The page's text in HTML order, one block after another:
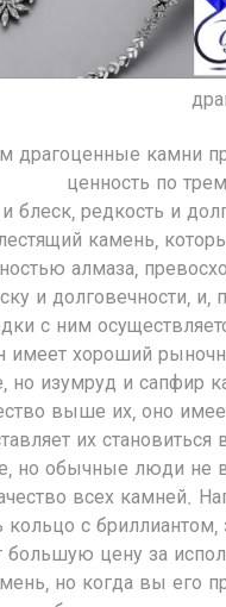
драгоценные камни
ценность по
блеск, редкость и
камень,
алмаза,
и долговечности, и,
с ним
имеет хороший
но изумруд и сапфир
выше их, оно
их
но обычные люди не
всех камней.
кольцо с бриллиантом,
большую цену за
но когда вы его